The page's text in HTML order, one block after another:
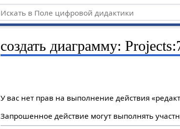
создать диаграмму:
У вас нет прав на выполнение действия
Запрошенное действие могут выполнять